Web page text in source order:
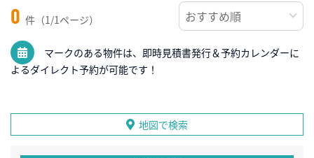
0 件（1/1ページ）
マークのある物件は、即時見積書発行＆予約カレンダーに
よるダイレクト予約が可能です！
地図で検索